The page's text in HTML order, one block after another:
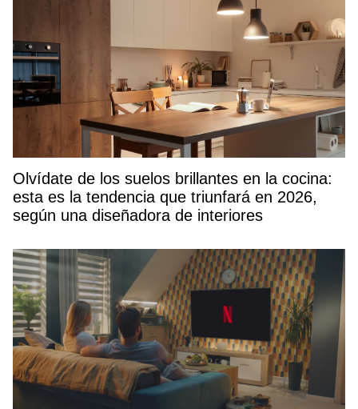
Olvídate de los suelos brillantes en la cocina:
esta es la tendencia que triunfará en 2026,
según una diseñadora de interiores